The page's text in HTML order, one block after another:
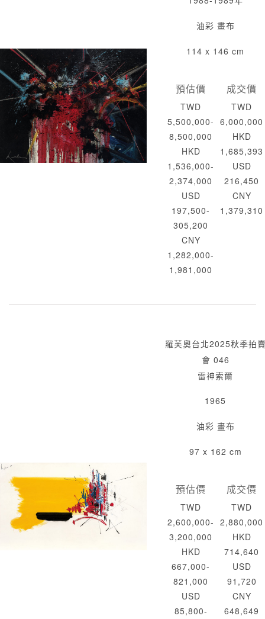
油彩 畫布
114 x 146 cm
預估價
TWD
5,500,000-
8,500,000
HKD
1,536,000-
2,374,000
USD
197,500-
305,200
CNY
1,282,000-
1,981,000
成交價
TWD
6,000,000
HKD
1,685,393
USD
216,450
CNY
1,379,310
羅芙奧台北2025秋季拍
會 046
雷神索爾
1965
油彩 畫布
97 x 162 cm
預估價
TWD
2,600,000-
3,200,000
HKD
667,000-
821,000
USD
85,800-
成交價
TWD
2,880,000
HKD
714,640
USD
91,720
CNY
648,649